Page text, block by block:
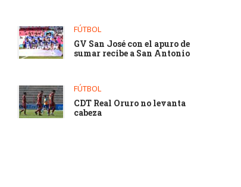
FÚTBOL
GV San José con el apuro de
sumar recibe a San Antonio
FÚTBOL
CDT Real Oruro no levanta
cabeza